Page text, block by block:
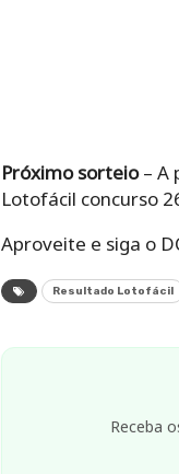
Próximo sorteio– A
Lotofácil concurso
Aproveite e siga o
Resultado Lotofácil
Receba